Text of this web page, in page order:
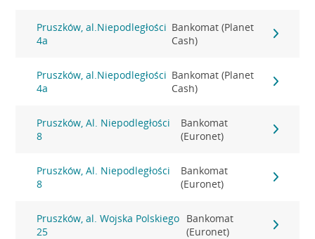
Pruszków, al.Niepodległości
4a
Bankomat (Planet
Cash)
Pruszków, al.Niepodległości
4a
Bankomat (Planet
Cash)
Pruszków, Al. Niepodległości
8
Bankomat
(Euronet)
Pruszków, Al. Niepodległości
8
Bankomat
(Euronet)
Pruszków, al. Wojska Polskiego
25
Bankomat
(Euronet)